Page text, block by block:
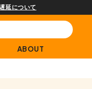
延について
ABOUT